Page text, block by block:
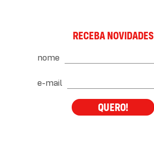
RECEBA NOVIDADES
nome
e-mail
QUERO!